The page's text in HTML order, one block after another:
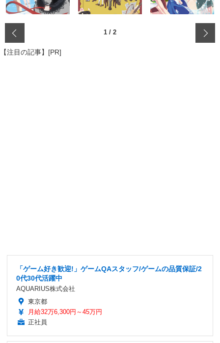
1 / 2
【注目の記事】[PR]
「ゲーム好き歓迎!」ゲームQAスタッフ/ゲームの品質保証/2
0代30代活躍中
AQUARIUS株式会社
東京都
月給32万6,300円～45万円
正社員